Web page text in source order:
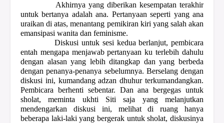
Akhirnya yang diberikan kesempatan terakhir
untuk bertanya adalah ana. Pertanyaan seperti yang ana
uraikan di atas, menantang pemikiran kiri yang salah akan
emansipasi wanita dan feminisme.
Diskusi untuk sesi kedua berlanjut, pembicara
entah mengapa menjawab pertanyaan ku terlebih dahulu
dengan alasan yang lebih ditangkap dan yang berbeda
dengan penanya-penanya sebelumnya. Berselang dengan
diskusi ini, kumandang adzan dhuhur terkumandangkan.
Pembicara berhenti sebentar. Dan ana bergegas untuk
sholat, meminta ukhti Siti saja yang melanjutkan
mendengarkan diskusi ini, melihat di ruang hanya
beberapa laki-laki yang bergerak untuk sholat, diskusinya